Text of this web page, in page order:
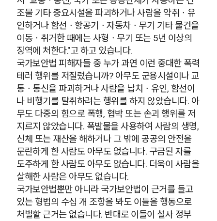
조물 기타 중요시설을 파괴하거나 사람을 약취ㆍ유
인하거나 함선ㆍ항공기ㆍ자동차ㆍ무기 기타 물건을
이동ㆍ취거한 때에는 사형ㆍ무기 또는 5년 이상의
징역에 처한다."고 하고 있습니다.
국가보안법 피해자들 중 누가 과연 이런 중대한 폭력
테러 행위를 저질렀습니까? 아무도 군용시설이나 교
통ㆍ통신을 파괴하거나 사람을 납치ㆍ유인, 함선이
나 비행기를 탈취하려는 행위를 하지 않았습니다. 아
무도 다중의 힘으로 폭행, 협박 또는 손괴 행위를 저
지르지 않았습니다. 폭발물을 사용하여 사람의 생명,
신체 또는 재산을 해하거나 그 밖에 공공의 안전을
문란하게 한 사람도 아무도 없습니다. 구금된 자를
도주하게 한 사람도 아무도 없습니다. 더욱이 사람을
살해한 사람은 아무도 없습니다.
국가보안법뿐만 아니라 국가보안법이 근거를 들고
있는 형법의 수십 개 조항을 봐도 이들을 행동으로
처벌할 근거는 없습니다. 반대로 이들이 설사 정부